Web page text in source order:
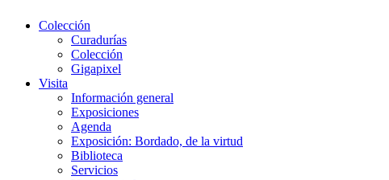
Colección
Curadurías
Colección
Gigapixel
Visita
Información general
Exposiciones
Agenda
Exposición: Bordado, de la virtud
Biblioteca
Servicios